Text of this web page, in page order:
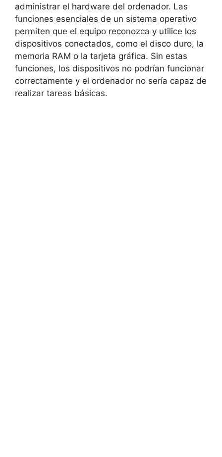
administrar el hardware del ordenador. Las
funciones esenciales de un sistema operativo
permiten que el equipo reconozca y utilice los
dispositivos conectados, como el disco duro, la
memoria RAM o la tarjeta gráfica. Sin estas
funciones, los dispositivos no podrían funcionar
correctamente y el ordenador no sería capaz de
realizar tareas básicas.